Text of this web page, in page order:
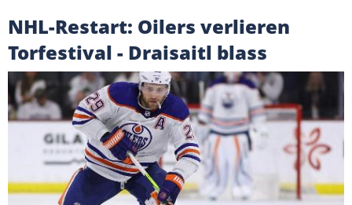
NHL-Restart: Oilers verlieren
Torfestival - Draisaitl blass